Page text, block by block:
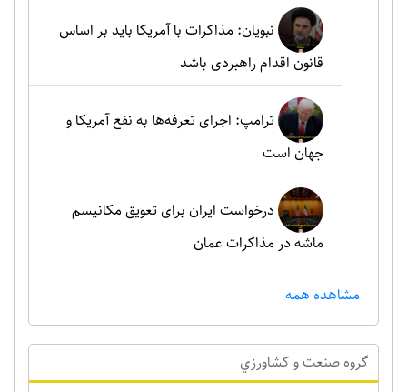
نبویان: مذاکرات با آمریکا باید بر اساس
قانون اقدام راهبردی باشد
ترامپ: اجرای تعرفه‌ها به نفع آمریکا و
جهان است
درخواست ایران برای تعویق مکانیسم
ماشه در مذاکرات عمان
مشاهده همه
گروه صنعت و کشاورزي